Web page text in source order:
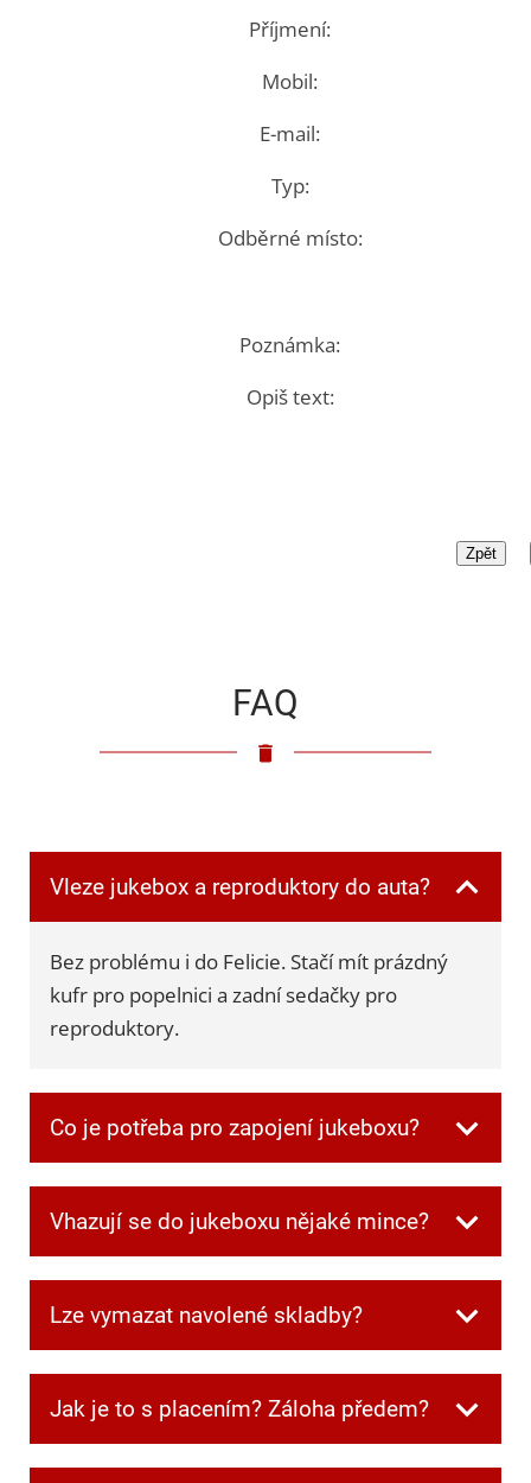
Příjmení:
Mobil:
E-mail:
Typ:
Odběrné místo:
Poznámka:
Opiš text:
FAQ
Vleze jukebox a reproduktory do auta?
Bez problému i do Felicie. Stačí mít prázdný
kufr pro popelnici a zadní sedačky pro
reproduktory.
Co je potřeba pro zapojení jukeboxu?
převzetí. Jen je potřeba mít jednu zásuvku
reprobedny.
Vhazují se do jukeboxu nějaké mince?
kredity.
Lze vymazat navolené skladby?
ostatní nechtějí poslouchat, můžete frontu
Jak je to s placením? Záloha předem?